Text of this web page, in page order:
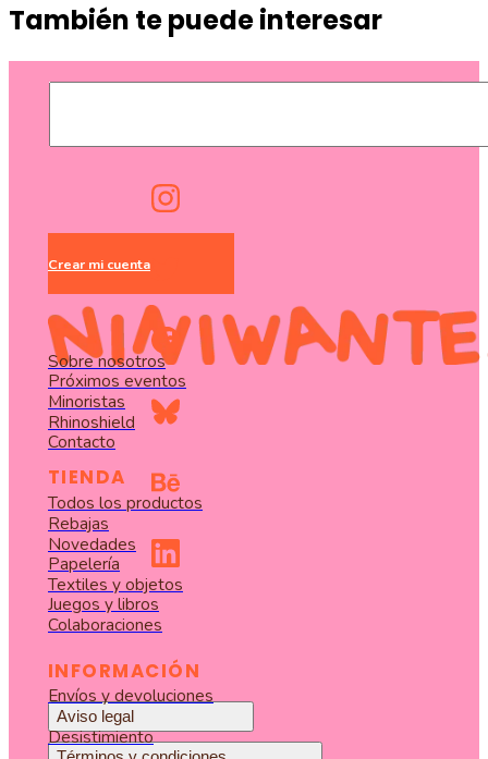
También te puede interesar
TIENDA
INFORMACIÓN
Sobre nosotros
Todos los productos
Próximos eventos
Rebajas
Minoristas
Novedades
Aviso legal
Envíos y devoluciones
Crear mi cuenta
Papelería
Desistimiento
Contacto
Rhinoshield
Textiles y objetos
Juegos y libros
Colaboraciones